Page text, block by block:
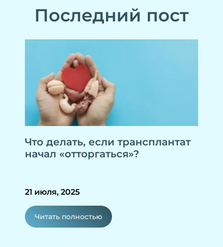
Последний пост
Что делать, если трансплантат
начал «отторгаться»?
21 июля, 2025
Читать полностью